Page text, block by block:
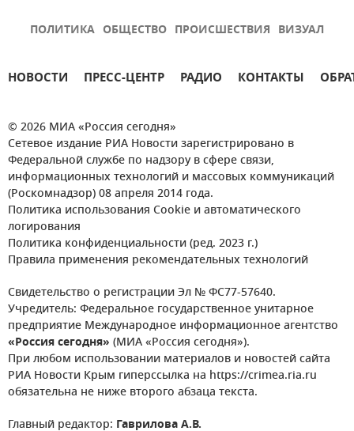
ПОЛИТИКА ОБЩЕСТВО ПРОИСШЕСТВИЯ ВИЗУАЛ
НОВОСТИ ПРЕСС-ЦЕНТР РАДИО КОНТАКТЫ
© 2026 МИА «Россия сегодня»
Сетевое издание РИА Новости зарегистрировано в
Федеральной службе по надзору в сфере связи,
информационных технологий и массовых коммуникаций
(Роскомнадзор) 08 апреля 2014 года.
Политика использования Cookie и автоматического
логирования
Политика конфиденциальности (ред. 2023 г.)
Правила применения рекомендательных технологий
Свидетельство о регистрации Эл № ФС77-57640.
Учредитель: Федеральное государственное унитарное
предприятие Международное информационное агентство
«Россия сегодня» (МИА «Россия сегодня»).
При любом использовании материалов и новостей сайта
РИА Новости Крым гиперссылка на https://crimea.ria.ru
обязательна не ниже второго абзаца текста.
Главный редактор: Гаврилова А.В.